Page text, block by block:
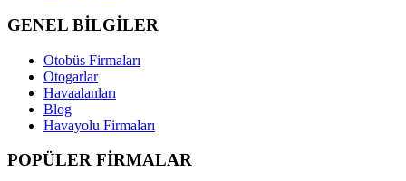
GENEL BİLGİLER
Otobüs Firmaları
Otogarlar
Havaalanları
Blog
Havayolu Firmaları
POPÜLER FİRMALAR